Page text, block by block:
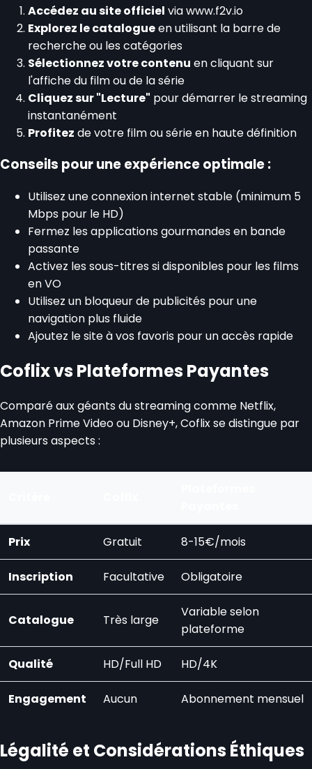
Accédez au site officiel via www.f2v.io
Explorez le catalogueen utilisant la barre de
recherche ou les catégories
Sélectionnez votre contenu en cliquant sur
l'affiche du film ou de la série
Cliquez sur "Lecture" pour démarrer le streaming
instantanément
Profitez de votre film ou série en haute définition
Conseils pour une expérience optimale :
Utilisez une connexion internet stable (minimum 5
Mbps pour le HD)
Fermez les applications gourmandes en bande
passante
Activez les sous-titres si disponibles pour les films
en VO
Utilisez un bloqueur de publicités pour une
navigation plus fluide
Ajoutez le site à vos favoris pour un accès rapide
Coflix vs Plateformes Payantes
Comparé aux géants du streaming comme Netflix,
Amazon Prime Video ou Disney+, Coflix se distingue par
plusieurs aspects :
Prix Gratuit 8-15€/mois
Inscription Facultative Obligatoire
Catalogue Très large
Variable selon
plateforme
Qualité HD/Full HD HD/4K
Engagement Aucun Abonnement mensuel
Légalité et Considérations Éthiques